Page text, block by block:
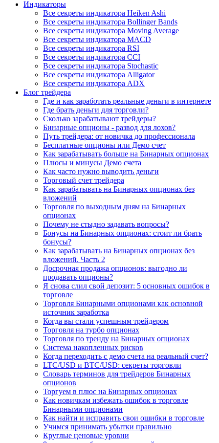
Индикаторы
Все секреты индикатора Heiken Ashi
Все секреты индикатора Bollinger Bands
Все секреты индикатора Moving Average
Все секреты индикатора MACD
Все секреты индикатора RSI
Все секреты индикатора CCI
Все секреты индикатора Stochastic
Все секреты индикатора Alligator
Все секреты индикатора ADX
Блог трейдера
Где и как заработать реальные деньги в интернете
Где брать деньги для торговли?
Сколько зарабатывают трейдеры?
Бинарные опционы - развод для лохов?
Путь трейдера: от новичка до профессионала
Бесплатные опционы или Демо счет
Как зарабатывать больше на Бинарных опционах
Плюсы и минусы Демо счета
Как часто нужно выводить деньги
Торговый счет трейдера
Как зарабатывать на Бинарных опционах без
вложений
Торговля по выходным дням на Бинарных
опционах
Почему не стыдно задавать вопросы?
Бонусы на Бинарных опционах: стоит ли брать
бонусы?
Как зарабатывать на Бинарных опционах без
вложений. Часть 2
Досрочная продажа опционов: выгодно ли
продавать опционы?
Я снова слил свой депозит: 5 основных ошибок в
торговле
Торговля Бинарными опционами как основной
источник заработка
Когда вы стали успешным трейдером
Торговля на турбо опционах
Торговля по тренду на Бинарных опционах
Система накопленных рисков
Когда переходить с демо счета на реальный счет?
LTC/USD и BTC/USD: секреты торговли
Словарь терминов для трейдеров Бинарных
опционов
Торгуем в плюс на Бинарных опционах
Как новичкам избежать ошибок в торговле
Бинарными опционами
Как найти и исправить свои ошибки в торговле
Учимся принимать убытки правильно
Круглые ценовые уровни